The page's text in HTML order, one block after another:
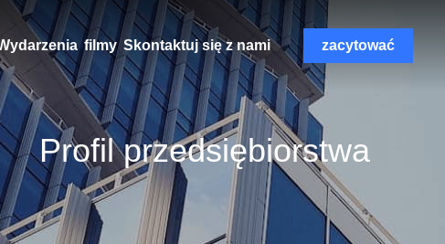
filmy Skontaktuj się z nami zacytować
Profil przedsiębiorstwa